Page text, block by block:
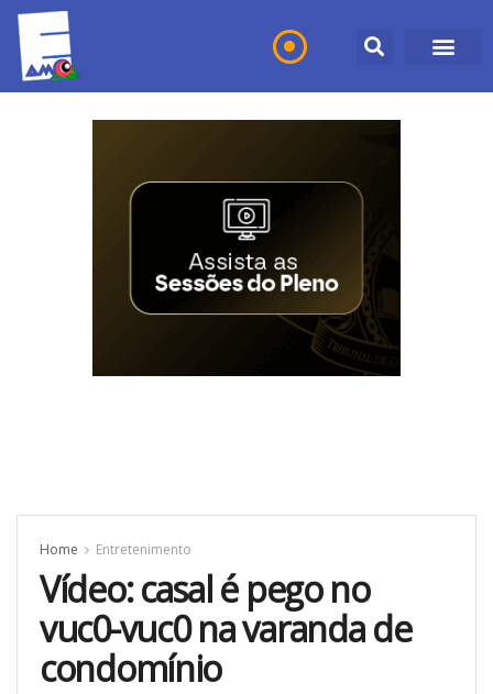
Home Entretenimento
Vídeo: casal é pego no
vuc0-vuc0 na varanda de
condomínio